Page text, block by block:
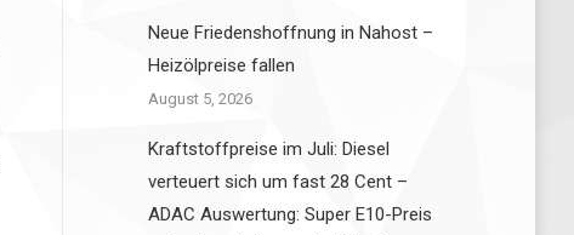
Neue Friedenshoffnung in Nahost –
Heizölpreise fallen
August 5, 2026
Kraftstoffpreise im Juli: Diesel
verteuert sich um fast 28 Cent –
ADAC Auswertung: Super E10-Preis